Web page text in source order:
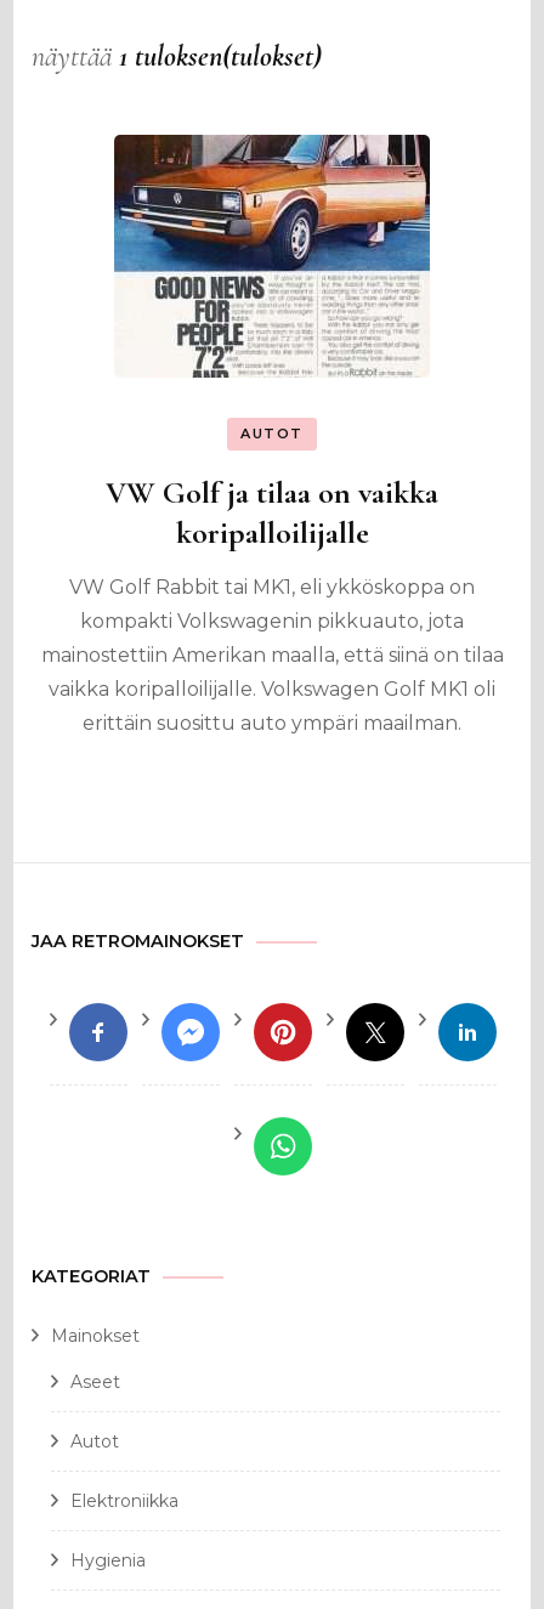
näyttää1 tuloksen(tulokset)
AUTOT
VW Golf ja tilaa on vaikka
koripalloilijalle
VW Golf Rabbit tai MK1, eli ykköskoppa on
kompakti Volkswagenin pikkuauto, jota
mainostettiin Amerikan maalla, että siinä on tilaa
vaikka koripalloilijalle. Volkswagen Golf MK1 oli
erittäin suosittu auto ympäri maailman.
JAA RETROMAINOKSET
KATEGORIAT
Mainokset
Aseet
Autot
Elektroniikka
Hygienia